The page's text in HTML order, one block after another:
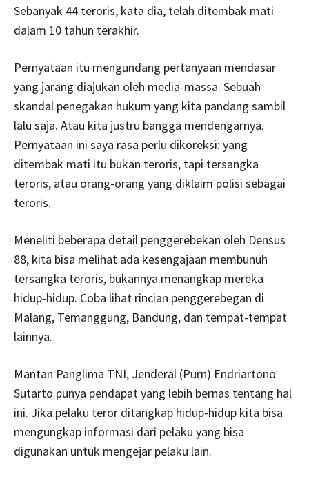
Sebanyak 44 teroris, kata dia, telah ditembak mati
dalam 10 tahun terakhir.
Pernyataan itu mengundang pertanyaan mendasar
yang jarang diajukan oleh media-massa. Sebuah
skandal penegakan hukum yang kita pandang sambil
lalu saja. Atau kita justru bangga mendengarnya.
Pernyataan ini saya rasa perlu dikoreksi: yang
ditembak mati itu bukan teroris, tapi tersangka
teroris, atau orang-orang yang diklaim polisi sebagai
teroris.
Meneliti beberapa detail penggerebekan oleh Densus
88, kita bisa melihat ada kesengajaan membunuh
tersangka teroris, bukannya menangkap mereka
hidup-hidup. Coba lihat rincian penggerebegan di
Malang, Temanggung, Bandung, dan tempat-tempat
lainnya.
Mantan Panglima TNI, Jenderal (Purn) Endriartono
Sutarto punya pendapat yang lebih bernas tentang hal
ini. Jika pelaku teror ditangkap hidup-hidup kita bisa
mengungkap informasi dari pelaku yang bisa
digunakan untuk mengejar pelaku lain.